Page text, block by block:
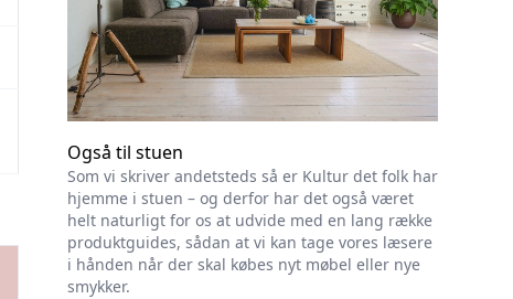
Også til stuen
Som vi skriver andetsteds så er Kultur det folk har
hjemme i stuen – og derfor har det også været
helt naturligt for os at udvide med en lang række
produktguides, sådan at vi kan tage vores læsere
i hånden når der skal købes nyt møbel eller nye
smykker.